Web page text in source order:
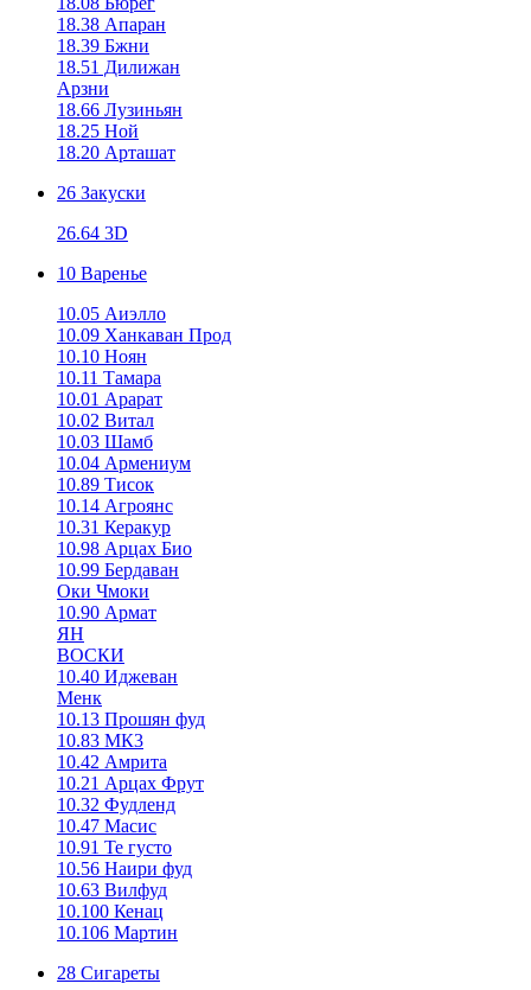
18.38 Апаран
18.39 Бжни
18.51 Дилижан
Арзни
18.66 Лузиньян
18.25 Ной
18.20 Арташат
26 Закуски
26.64 3D
10 Варенье
10.05 Аиэлло
10.09 Ханкаван Прод
10.10 Ноян
10.11 Тамара
10.01 Арарат
10.02 Витал
10.03 Шамб
10.04 Армениум
10.89 Тисок
10.14 Агроянс
10.31 Керакур
10.98 Арцах Био
10.99 Бердаван
Оки Чмоки
10.90 Армат
ЯН
ВОСКИ
10.40 Иджеван
Менк
10.13 Прошян фуд
10.83 МК3
10.42 Амрита
10.21 Арцах Фрут
10.32 Фудленд
10.47 Масис
10.91 Те густо
10.56 Наири фуд
10.63 Вилфуд
10.100 Кенац
10.106 Мартин
28 Сигареты